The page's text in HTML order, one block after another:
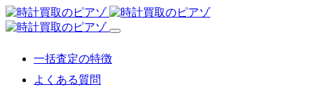
一括査定の特徴
よくある質問